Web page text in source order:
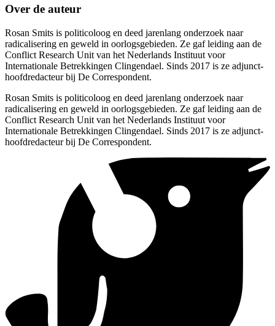
Over de auteur
Rosan Smits is politicoloog en deed jarenlang onderzoek naar
radicalisering en geweld in oorlogsgebieden. Ze gaf leiding aan de
Conflict Research Unit van het Nederlands Instituut voor
Internationale Betrekkingen Clingendael. Sinds 2017 is ze adjunct-
hoofdredacteur bij De Correspondent.
Rosan Smits is politicoloog en deed jarenlang onderzoek naar
radicalisering en geweld in oorlogsgebieden. Ze gaf leiding aan de
Conflict Research Unit van het Nederlands Instituut voor
Internationale Betrekkingen Clingendael. Sinds 2017 is ze adjunct-
hoofdredacteur bij De Correspondent.